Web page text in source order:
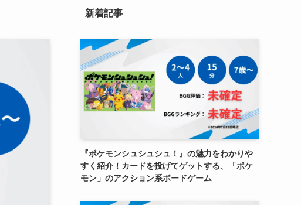
新着記事
『ポケモンシュシュシュ！』の魅力をわかりや
すく紹介！カードを投げてゲットする、「ポケ
モン」のアクション系ボードゲーム